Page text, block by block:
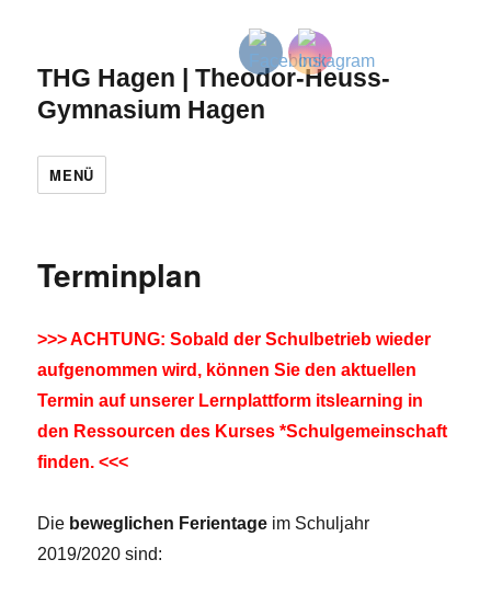
THG Hagen | Theodor-Heuss-
Gymnasium Hagen
MENÜ
Terminplan
>>> ACHTUNG: Sobald der Schulbetrieb wieder
aufgenommen wird, können Sie den aktuellen
Termin auf unserer Lernplattform itslearning in
den Ressourcen des Kurses *Schulgemeinschaft
finden. <<<
Die beweglichen Ferientage im Schuljahr
2019/2020 sind: